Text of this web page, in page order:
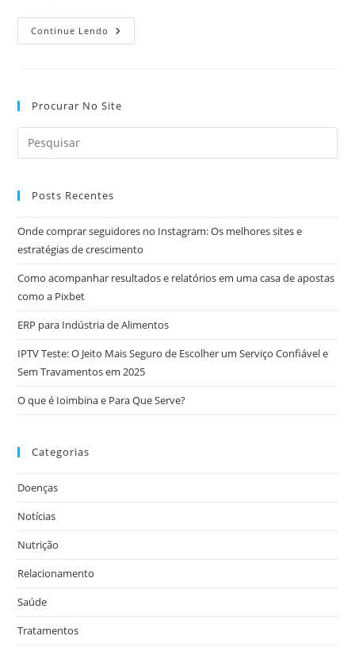
Continue Lendo Gestão
De
Resultados?
Procurar No Site
Posts Recentes
Onde comprar seguidores no Instagram: Os melhores sites e
estratégias de crescimento
Como acompanhar resultados e relatórios em uma casa de apostas
como a Pixbet
ERP para Indústria de Alimentos
IPTV Teste: O Jeito Mais Seguro de Escolher um Serviço Confiável e
Sem Travamentos em 2025
O que é Ioimbina e Para Que Serve?
Categorias
Doenças
Notícias
Nutrição
Relacionamento
Saúde
Tratamentos